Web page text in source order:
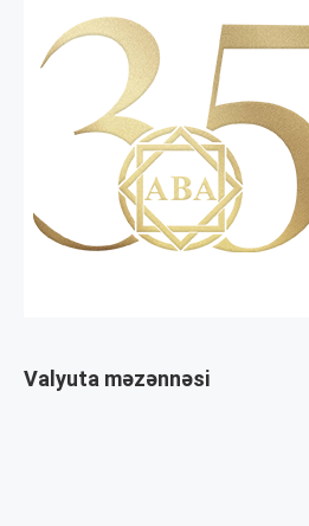
Valyuta məzənnəsi